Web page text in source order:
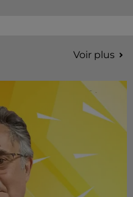
Voir plus